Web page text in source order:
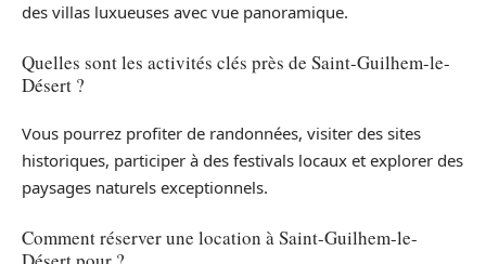
des villas luxueuses avec vue panoramique.
Quelles sont les activités clés près de Saint-Guilhem-le-
Désert ?
Vous pourrez profiter de randonnées, visiter des sites
historiques, participer à des festivals locaux et explorer des
paysages naturels exceptionnels.
Comment réserver une location à Saint-Guilhem-le-